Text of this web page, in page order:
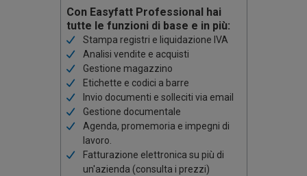
Con Easyfatt Professional hai
tutte le funzioni di base e in più:
Stampa registri e liquidazione IVA
Analisi vendite e acquisti
Gestione magazzino
Etichette e codici a barre
Invio documenti e solleciti via email
Gestione documentale
Agenda, promemoria e impegni di
lavoro.
Fatturazione elettronica su più di
un'azienda (consulta i prezzi)